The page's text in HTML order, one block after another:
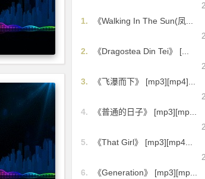
1.
《Walking In The Sun(凤...
2.
《Dragostea Din Tei》 [...
3.
《飞瀑而下》 [mp3][mp4]...
4.
《普通的日子》 [mp3][mp...
5.
《That Girl》 [mp3][mp4...
6.
《Generation》 [mp3][mp...